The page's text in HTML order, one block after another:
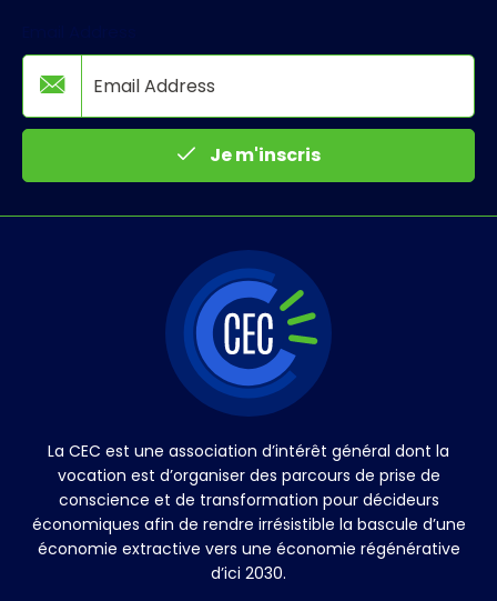
Je m'inscris
La CEC est une association d’intérêt général dont la
vocation est d’organiser des parcours de prise de
conscience et de transformation pour décideurs
économiques afin de rendre irrésistible la bascule d’une
économie extractive vers une économie régénérative
d’ici 2030.